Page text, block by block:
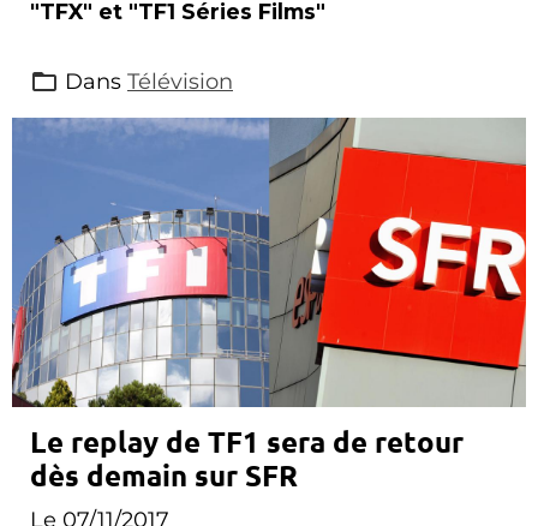
"TFX" et "TF1 Séries Films"
Dans Télévision
Le replay de TF1 sera de retour
dès demain sur SFR
Le 07/11/2017